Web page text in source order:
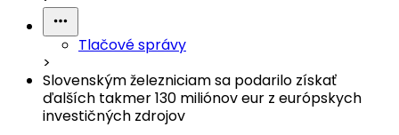
Tlačové správy
>
Slovenským železniciam sa podarilo získať
ďalších takmer 130 miliónov eur z európskych
investičných zdrojov